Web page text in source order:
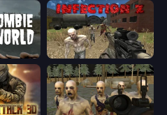
Infection Z